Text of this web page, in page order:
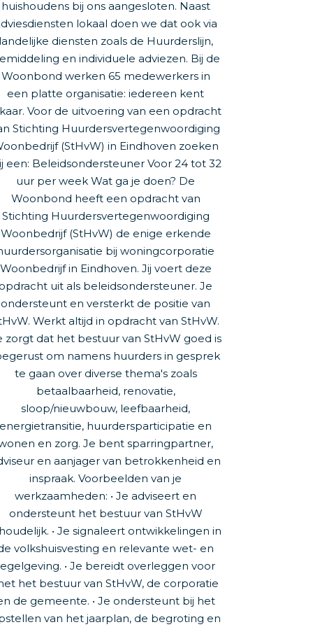
huishoudens bij ons aangesloten. Naast
lokaal doen we dat ook via
landelijke diensten zoals de Huurderslijn,
en individuele adviezen. Bij de
Woonbond werken 65 medewerkers in
een platte organisatie: iedereen kent
Voor de uitvoering van een opdracht
Stichting Huurdersvertegenwoordiging
(StHvW) in Eindhoven zoeken
een: Beleidsondersteuner Voor 24 tot 32
uur per week Wat ga je doen? De
Woonbond heeft een opdracht van
Stichting Huurdersvertegenwoordiging
Woonbedrijf (StHvW) de enige erkende
bij woningcorporatie
Woonbedrijf in Eindhoven. Jij voert deze
opdracht uit als beleidsondersteuner. Je
ondersteunt en versterkt de positie van
Werkt altijd in opdracht van StHvW.
zorgt dat het bestuur van StHvW goed is
om namens huurders in gesprek
te gaan over diverse thema's zoals
betaalbaarheid, renovatie,
sloop/nieuwbouw, leefbaarheid,
energietransitie, huurdersparticipatie en
en zorg. Je bent sparringpartner,
en aanjager van betrokkenheid en
inspraak. Voorbeelden van je
werkzaamheden: • Je adviseert en
ondersteunt het bestuur van StHvW
• Je signaleert ontwikkelingen in
volkshuisvesting en relevante wet- en
• Je bereidt overleggen voor
het bestuur van StHvW, de corporatie
de gemeente. • Je ondersteunt bij het
van het jaarplan, de begroting en